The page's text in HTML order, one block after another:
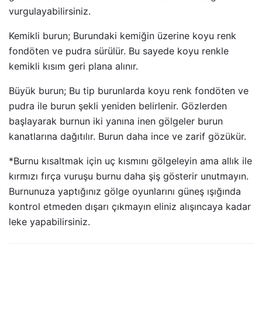
vurgulayabilirsiniz.
Kemikli burun; Burundaki kemiğin üzerine koyu renk
fondöten ve pudra sürülür. Bu sayede koyu renkle
kemikli kısım geri plana alınır.
Büyük burun; Bu tip burunlarda koyu renk fondöten ve
pudra ile burun şekli yeniden belirlenir. Gözlerden
başlayarak burnun iki yanına inen gölgeler burun
kanatlarına dağıtılır. Burun daha ince ve zarif gözükür.
*Burnu kısaltmak için uç kısmını gölgeleyin ama allık ile
kırmızı fırça vuruşu burnu daha şiş gösterir unutmayın.
Burnunuza yaptığınız gölge oyunlarını güneş ışığında
kontrol etmeden dışarı çıkmayın eliniz alışıncaya kadar
leke yapabilirsiniz.